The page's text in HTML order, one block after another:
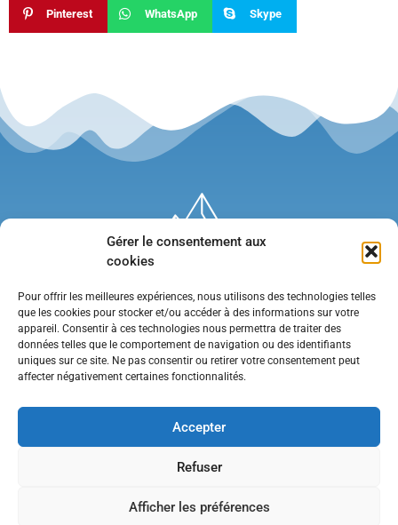
Gérer le consentement aux
cookies
Pour offrir les meilleures expériences, nous utilisons des technologies telles
que les cookies pour stocker et/ou accéder à des informations sur votre
appareil. Consentir à ces technologies nous permettra de traiter des
données telles que le comportement de navigation ou des identifiants
uniques sur ce site. Ne pas consentir ou retirer votre consentement peut
affecter négativement certaines fonctionnalités.
Accepter
Refuser
Afficher les préférences
Pinterest WhatsApp Skype
•Contact